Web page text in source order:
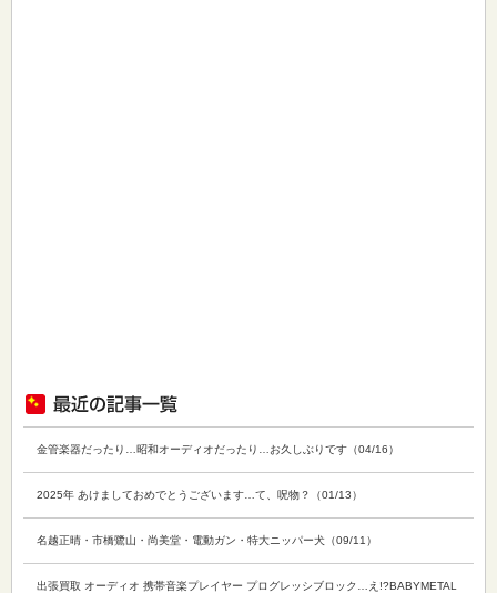
金管楽器だったり…昭和オーディオだったり…お久しぶりです（04/16）
2025年 あけましておめでとうございます…て、呪物？（01/13）
名越正晴・市橋鷺山・尚美堂・電動ガン・特大ニッパー犬（09/11）
出張買取 オーディオ 携帯音楽プレイヤー プログレッシブロック…え!?BABYMETAL